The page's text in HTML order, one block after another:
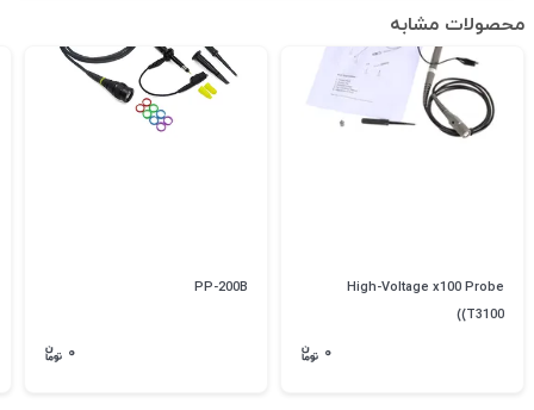
محصولات مشابه
High-Voltage x100 Probe
(T3100)
۰
PP-200B
۰